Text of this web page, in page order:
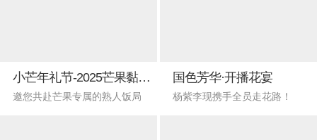
小芒年礼节-2025芒果黏黏会
邀您共赴芒果专属的熟人饭局
国色芳华·开播花宴
杨紫李现携手全员走花路！